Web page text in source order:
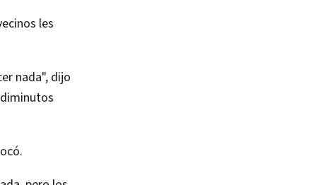
les
nada", dijo